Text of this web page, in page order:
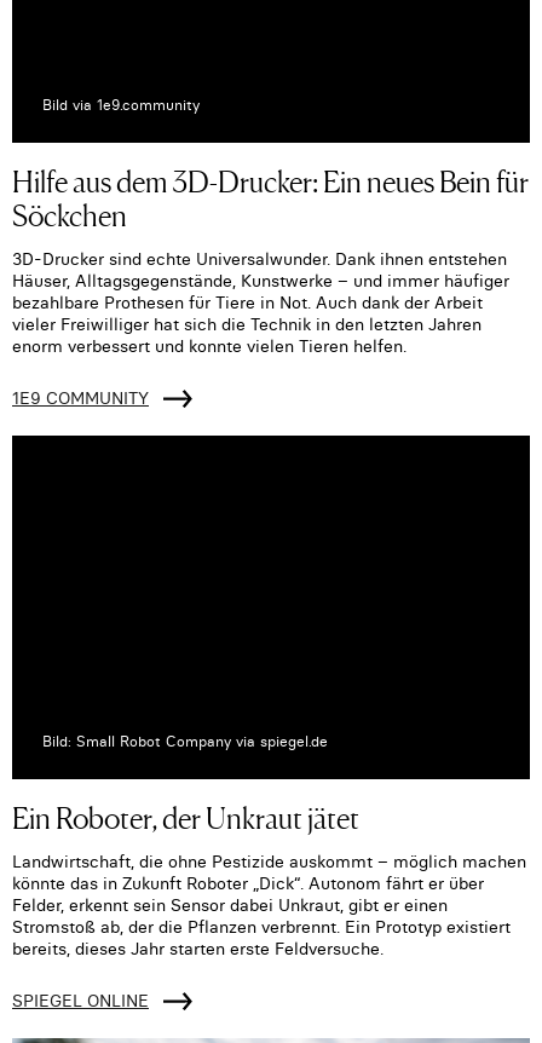
Bild via 1e9.community
Hilfe aus dem 3D-Drucker: Ein neues Bein für
Söckchen
3D-Drucker sind echte Universalwunder. Dank ihnen entstehen
Häuser, Alltagsgegenstände, Kunstwerke – und immer häufiger
bezahlbare Prothesen für Tiere in Not. Auch dank der Arbeit
vieler Freiwilliger hat sich die Technik in den letzten Jahren
enorm verbessert und konnte vielen Tieren helfen.
1E9 COMMUNITY
Bild: Small Robot Company via spiegel.de
Ein Roboter, der Unkraut jätet
Landwirtschaft, die ohne Pestizide auskommt – möglich machen
könnte das in Zukunft Roboter „Dick“. Autonom fährt er über
Felder, erkennt sein Sensor dabei Unkraut, gibt er einen
Stromstoß ab, der die Pflanzen verbrennt. Ein Prototyp existiert
bereits, dieses Jahr starten erste Feldversuche.
SPIEGEL ONLINE